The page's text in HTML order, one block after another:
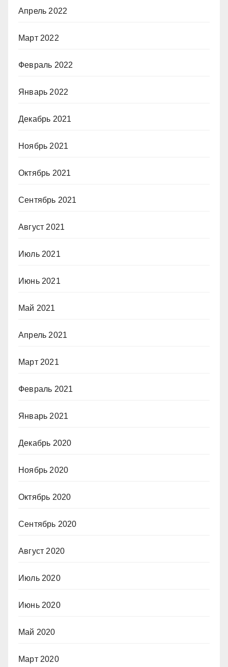
Апрель 2022
Март 2022
Февраль 2022
Январь 2022
Декабрь 2021
Ноябрь 2021
Октябрь 2021
Сентябрь 2021
Август 2021
Июль 2021
Июнь 2021
Май 2021
Апрель 2021
Март 2021
Февраль 2021
Январь 2021
Декабрь 2020
Ноябрь 2020
Октябрь 2020
Сентябрь 2020
Август 2020
Июль 2020
Июнь 2020
Май 2020
Март 2020